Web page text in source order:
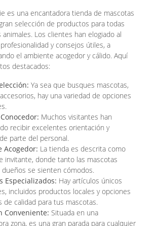
es una encantadora tienda de mascotas
selección de productos para todas
Los clientes han elogiado al
y consejos útiles, a
el ambiente acogedor y cálido. Aquí
destacados:
Ya sea que busques mascotas,
hay una variedad de opciones
Muchos visitantes han
recibir excelentes orientación y
parte del personal.
Acogedor: La tienda es descrita como
invitante, donde tanto las mascotas
se sienten cómodos.
Especializados: Hay artículos únicos
incluidos productos locales y opciones
de calidad para tus mascotas.
Conveniente: Situada en una
zona, es una gran parada para cualquier